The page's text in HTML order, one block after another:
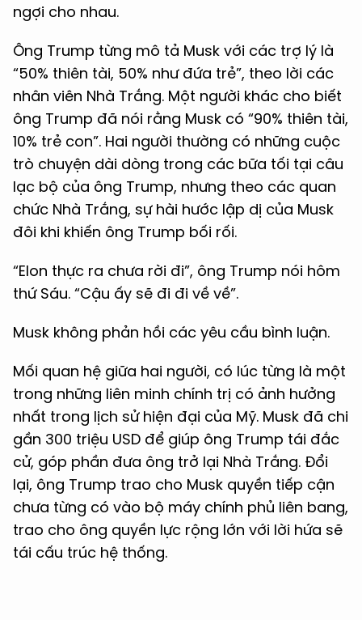
ngợi cho nhau.
Ông Trump từng mô tả Musk với các trợ lý là
“50% thiên tài, 50% như đứa trẻ”, theo lời các
nhân viên Nhà Trắng. Một người khác cho biết
ông Trump đã nói rằng Musk có “90% thiên tài,
10% trẻ con”. Hai người thường có những cuộc
trò chuyện dài dòng trong các bữa tối tại câu
lạc bộ của ông Trump, nhưng theo các quan
chức Nhà Trắng, sự hài hước lập dị của Musk
đôi khi khiến ông Trump bối rối.
“Elon thực ra chưa rời đi”, ông Trump nói hôm
thứ Sáu. “Cậu ấy sẽ đi đi về về”.
Musk không phản hồi các yêu cầu bình luận.
Mối quan hệ giữa hai người, có lúc từng là một
trong những liên minh chính trị có ảnh hưởng
nhất trong lịch sử hiện đại của Mỹ. Musk đã chi
gần 300 triệu USD để giúp ông Trump tái đắc
cử, góp phần đưa ông trở lại Nhà Trắng. Đổi
lại, ông Trump trao cho Musk quyền tiếp cận
chưa từng có vào bộ máy chính phủ liên bang,
trao cho ông quyền lực rộng lớn với lời hứa sẽ
tái cấu trúc hệ thống.